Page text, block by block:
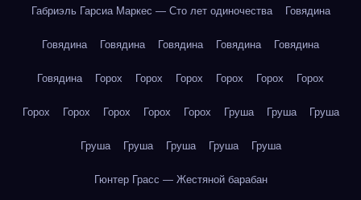
Габриэль Гарсиа Маркес — Сто лет одиночества Говядина
Говядина Говядина Говядина Говядина Говядина
Говядина Горох Горох Горох Горох Горох Горох
Горох Горох Горох Горох Горох Груша Груша Груша
Груша Груша Груша Груша Груша
Гюнтер Грасс — Жестяной барабан